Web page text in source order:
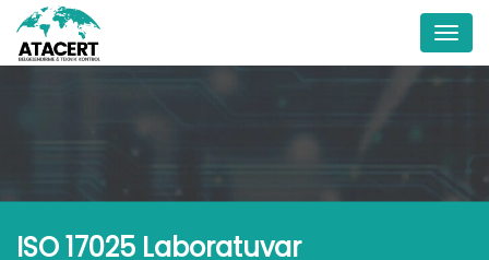
Menu
ISO 17025 Laboratuvar